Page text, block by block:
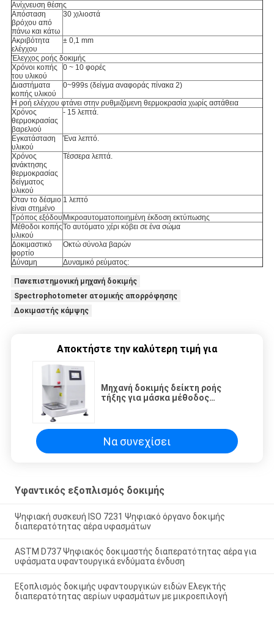
Ανίχνευση θέσης
Απόσταση
βρόχου από
πάνω και κάτω
30 χιλιοστά
Ακριβότητα
ελέγχου
± 0,1 mm
Έλεγχος ροής δοκιμής
Χρόνοι κοπής
του υλικού
0 ~ 10 φορές
Διαστήματα
κοπής υλικού
0~999s (δείγμα αναφοράς πίνακα 2)
Η ροή ελέγχου φτάνει στην ρυθμιζόμενη θερμοκρασία χωρίς αστάθεια
Χρόνος
θερμοκρασίας
βαρελιού
- 15 λεπτά.
Εγκατάσταση
υλικού
Ένα λεπτό.
Χρόνος
ανάκτησης
θερμοκρασίας
δείγματος
υλικού
Τέσσερα λεπτά.
Όταν το δέσμιο
είναι στημένο
1 λεπτό
Τρόπος εξόδου Μικροαυτοματοποιημένη έκδοση εκτύπωσης
Μέθοδοι κοπής
υλικού
Το αυτόματο χέρι κόβει σε ένα σώμα
Δοκιμαστικό
φορτίο
Οκτώ σύνολα βαρών
Δύναμη Δυναμικό ρεύματος:
Πανεπιστημονική μηχανή δοκιμής
Spectrophotometer ατομικής απορρόφησης
Δοκιμαστής κάμψης
Αποκτήστε την καλύτερη τιμή για
Μηχανή δοκιμής δείκτη ροής
τήξης για μάσκα μέθοδος
Να συνεχίσει
Υφαντικός εξοπλισμός δοκιμής
Ψηφιακή συσκευή ISO 7231 Ψηφιακό όργανο δοκιμής
διαπερατότητας αέρα υφασμάτων
ASTM D737 Ψηφιακός δοκιμαστής διαπερατότητας αέρα για
υφάσματα υφαντουργικά ενδύματα ένδυση
Εξοπλισμός δοκιμής υφαντουργικών ειδών Ελεγκτής
διαπερατότητας αερίων υφασμάτων με μικροεπιλογή